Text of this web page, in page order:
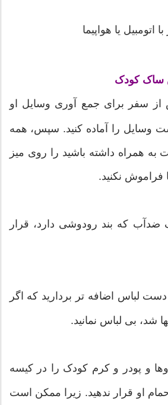
اتومبیل یا هواپیما
ساک کودک
از سفر برای جمع آوری وسایل او
وسایل را آماده کنید. سپس، همه
به همراه داشته باشید را روی میز
فراموش نکنید.
که بند رودوشی دارد، قرار
لباس اضافه تر بردارید که اگر
شد، بی لباس نمانید.
و پودر و کرم کودک را در کیسه
او قرار ندهید. زیرا ممکن است